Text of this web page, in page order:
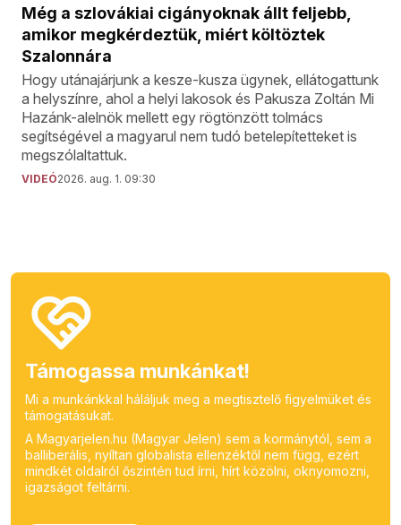
Még a szlovákiai cigányoknak állt feljebb,
amikor megkérdeztük, miért költöztek
Szalonnára
Hogy utánajárjunk a kesze-kusza ügynek, ellátogattunk
a helyszínre, ahol a helyi lakosok és Pakusza Zoltán Mi
Hazánk-alelnök mellett egy rögtönzött tolmács
segítségével a magyarul nem tudó betelepítetteket is
megszólaltattuk.
VIDEÓ2026. aug. 1. 09:30
Támogassa munkánkat!
Mi a munkánkkal háláljuk meg a megtisztelő figyelmüket és
támogatásukat.
A Magyarjelen.hu (Magyar Jelen) sem a kormánytól, sem a
balliberális, nyíltan globalista ellenzéktől nem függ, ezért
mindkét oldalról őszintén tud írni, hírt közölni, oknyomozni,
igazságot feltárni.